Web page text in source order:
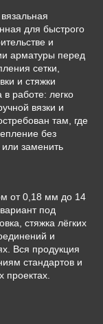
для быстрого
и
арматуры перед
сетки,
и стяжки
работе: легко
вязки и
там, где
без
заменить
от 0,18 мм до 14
под
стяжка лёгких
и
Вся продукция
стандартов и
проектах.